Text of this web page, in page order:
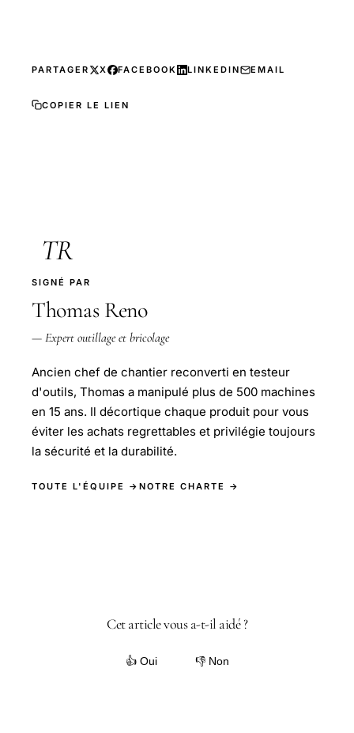
PARTAGER X FACEBOOK LINKEDIN EMAIL
COPIER LE LIEN
TR
SIGNÉ PAR
Thomas Reno
— Expert outillage et bricolage
Ancien chef de chantier reconverti en testeur
d'outils, Thomas a manipulé plus de 500 machines
en 15 ans. Il décortique chaque produit pour vous
éviter les achats regrettables et privilégie toujours
la sécurité et la durabilité.
TOUTE L'ÉQUIPE → NOTRE CHARTE →
Cet article vous a-t-il aidé ?
👍 Oui 👎 Non